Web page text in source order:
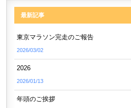
最新記事
東京マラソン完走のご報告
2026/03/02
2026
2026/01/13
年頭のご挨拶